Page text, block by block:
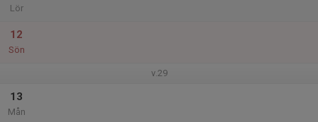
Lör
12
Sön
v.29
13
Mån